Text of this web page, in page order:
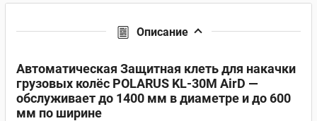
Описание
Автоматическая Защитная клеть для накачки
грузовых колёс POLARUS KL-30M AirD —
обслуживает до 1400 мм в диаметре и до 600
мм по ширине